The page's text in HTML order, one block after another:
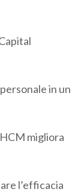
in un
migliora
l’efficacia